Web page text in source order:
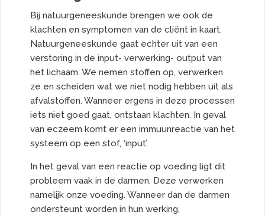
Bij natuurgeneeskunde brengen we ook de
klachten en symptomen van de cliënt in kaart.
Natuurgeneeskunde gaat echter uit van een
verstoring in de input- verwerking- output van
het lichaam. We nemen stoffen op, verwerken
ze en scheiden wat we niet nodig hebben uit als
afvalstoffen. Wanneer ergens in deze processen
iets niet goed gaat, ontstaan klachten. In geval
van eczeem komt er een immuunreactie van het
systeem op een stof, ‘input’.
In het geval van een reactie op voeding ligt dit
probleem vaak in de darmen. Deze verwerken
namelijk onze voeding. Wanneer dan de darmen
ondersteunt worden in hun werking,